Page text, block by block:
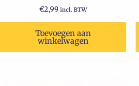
€2,99 incl. BTW
Toevoegen aan
winkelwagen